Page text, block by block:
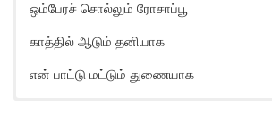
ஒம்பேரச் சொல்லும் ரோசாப்பூ
காத்தில் ஆடும் தனியாக
என் பாட்டு மட்டும் துணையாக